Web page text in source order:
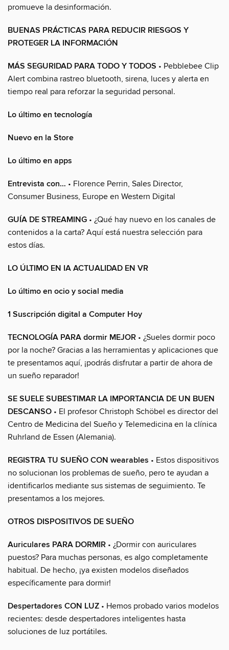
promueve la desinformación.
BUENAS PRÁCTICAS PARA REDUCIR RIESGOS Y
PROTEGER LA INFORMACIÓN
MÁS SEGURIDAD PARA TODO Y TODOS • Pebblebee Clip
Alert combina rastreo bluetooth, sirena, luces y alerta en
tiempo real para reforzar la seguridad personal.
Lo último en tecnología
Nuevo en la Store
Lo último en apps
Entrevista con… • Florence Perrin, Sales Director,
Consumer Business, Europe en Western Digital
GUÍA DE STREAMING • ¿Qué hay nuevo en los canales de
contenidos a la carta? Aquí está nuestra selección para
estos días.
LO ÚLTIMO EN IA ACTUALIDAD EN VR
Lo último en ocio y social media
1 Suscripción digital a Computer Hoy
TECNOLOGÍA PARA dormir MEJOR • ¿Sueles dormir poco
por la noche? Gracias a las herramientas y aplicaciones que
te presentamos aquí, ¡podrás disfrutar a partir de ahora de
un sueño reparador!
SE SUELE SUBESTIMAR LA IMPORTANCIA DE UN BUEN
DESCANSO • El profesor Christoph Schöbel es director del
Centro de Medicina del Sueño y Telemedicina en la clínica
Ruhrland de Essen (Alemania).
REGISTRA TU SUEÑO CON wearables • Estos dispositivos
no solucionan los problemas de sueño, pero te ayudan a
identificarlos mediante sus sistemas de seguimiento. Te
presentamos a los mejores.
OTROS DISPOSITIVOS DE SUEÑO
Auriculares PARA DORMIR • ¿Dormir con auriculares
puestos? Para muchas personas, es algo completamente
habitual. De hecho, ¡ya existen modelos diseñados
específicamente para dormir!
Despertadores CON LUZ • Hemos probado varios modelos
recientes: desde despertadores inteligentes hasta
soluciones de luz portátiles.